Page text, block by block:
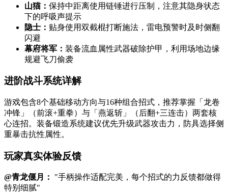
山猫： 保持中距离使用链锤进行压制，注意其隐身状态
下的呼吸声提示
隐士： 贴身使用双截棍打断施法，雷电预警时及时侧翻
闪避
幕府将军： 装备流血属性武器破除护甲，利用场地边缘
规避飞刀偷袭
进阶战斗系统详解
游戏包含8个基础移动方向与16种组合招式，推荐掌握「龙卷
冲锋」（前滚+重拳）与「燕返斩」（后翻+三连击）两套核
心连招。装备锻造系统建议优先升级武器攻击力，防具选择侧
重暴击抗性属性。
玩家真实体验反馈
@青龙偃月：
"手柄操作适配完美，每个招式的力反馈都做得
特别细腻"